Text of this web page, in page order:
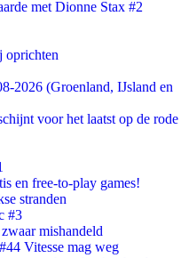
met Dionne Stax #2
oprichten
2026 (Groenland, IJsland en
voor het laatst op de rode
en free-to-play games!
stranden
#3
mishandeld
Vitesse mag weg